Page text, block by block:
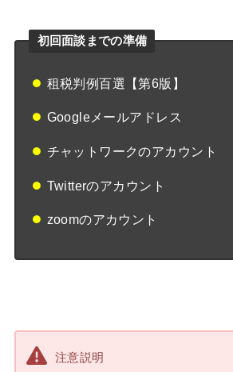
初回面談までの準備
租税判例百選【第6版】
Googleメールアドレス
チャットワークのアカウント
Twitterのアカウント
zoomのアカウント
注意説明